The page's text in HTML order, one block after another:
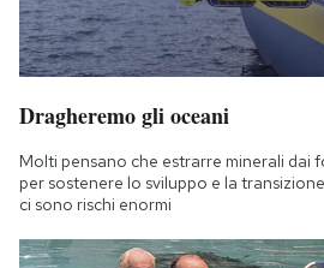
Dragheremo gli oceani
Molti pensano che estrarre minerali dai
per sostenere lo sviluppo e la
ci sono rischi enormi